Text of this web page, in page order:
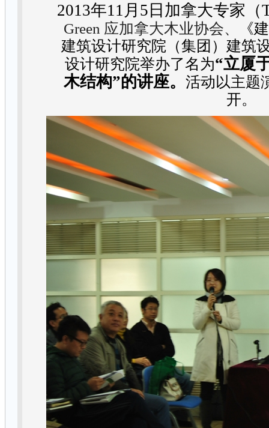
2013年11 月5日 加拿大专家（
Green 应加拿大木业协会、
《
建筑设计研究院（集团）建筑
设计研究院举办了名为“立厦
木结构”的讲座。活动以主题
开。